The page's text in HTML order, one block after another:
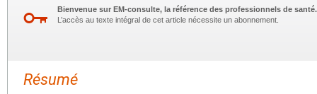
Bienvenue sur EM-consulte, la référence des professionnels de santé.
L’accès au texte intégral de cet article nécessite un abonnement.
Résumé